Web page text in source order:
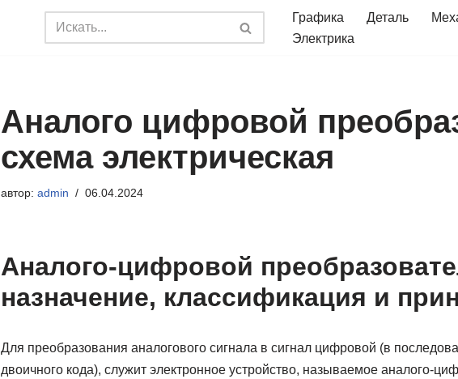
Графика Деталь
Электрика
Аналого цифровой
схема электрическая
автор: admin 06.04.2024
Аналого-цифровой
назначение, классификация и
Для преобразования аналогового сигнала в сигнал цифровой (в
двоичного кода), служит электронное устройство, называемое аналого-